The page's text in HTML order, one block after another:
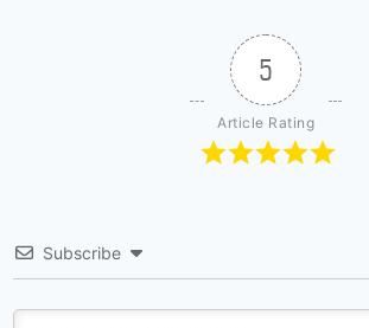
5
Article Rating
Subscribe